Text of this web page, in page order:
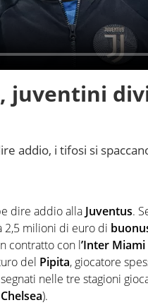
juventini
addio, i tifosi si
dire addio alla Juventus.
2,5 milioni di euro di
contratto con l’Inter Miami
del Pipita, giocatore
nelle tre stagioni
Chelsea).